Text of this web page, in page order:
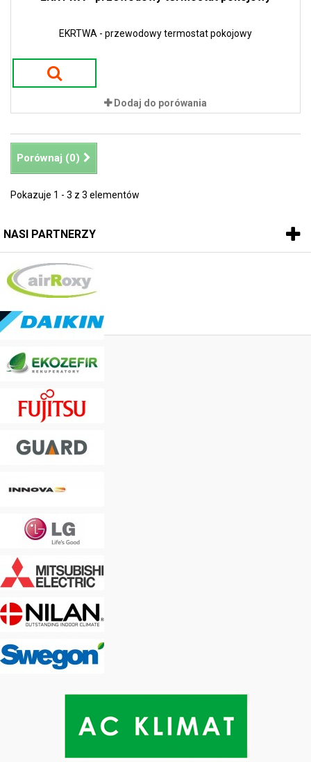
EKRTWA - przewodowy termostat pokojowy
Dodaj do porówania
Porównaj (0)
Pokazuje 1 - 3 z 3 elementów
NASI PARTNERZY